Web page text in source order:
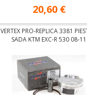
20,60 €
VERTEX PRO-REPLICA 3381
SADA KTM EXC-R 530 08-11